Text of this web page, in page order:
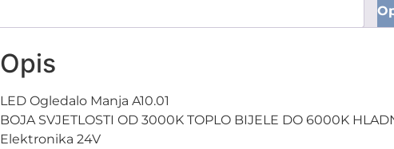
Opis
LED Ogledalo Manja A10.01
BOJA SVJETLOSTI OD 3000K TOPLO BIJELE DO 6000K
Elektronika 24V